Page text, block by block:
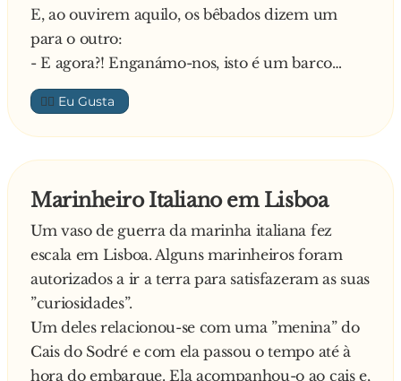
E, ao ouvirem aquilo, os bêbados dizem um
para o outro:
- E agora?! Enganámo-nos, isto é um barco…
👍🏼
Marinheiro Italiano em Lisboa
Um vaso de guerra da marinha italiana fez
escala em Lisboa. Alguns marinheiros foram
autorizados a ir a terra para satisfazeram as suas
”curiosidades”.
Um deles relacionou-se com uma ”menina” do
Cais do Sodré e com ela passou o tempo até à
hora do embarque. Ela acompanhou-o ao cais e,